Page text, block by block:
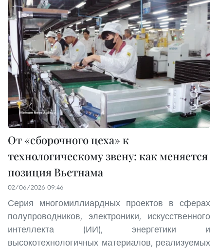
От «сборочного цеха» к
технологическому звену: как меняется
позиция Вьетнама
02/06/2026 09:46
Серия многомиллиардных проектов в сферах
полупроводников, электроники, искусственного
интеллекта (ИИ), энергетики и
высокотехнологичных материалов, реализуемых